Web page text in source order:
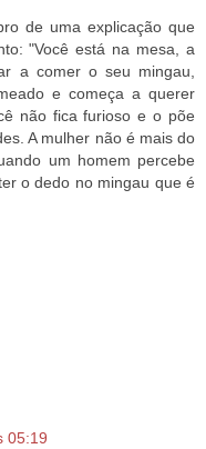
de uma explicação que
"Você está na mesa, a
a comer o seu mingau,
e começa a querer
não fica furioso e o põe
A mulher não é mais do
um homem percebe
o dedo no mingau que é
05:19